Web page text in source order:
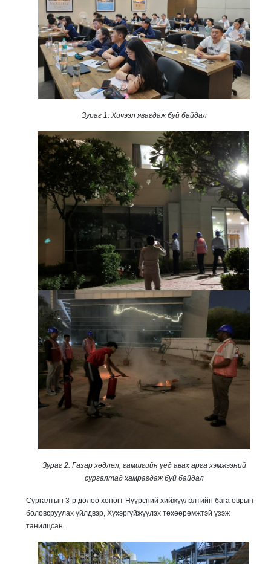
Зураг 1. Хичээл явагдаж буй байдал
Зураг 2. Газар хөдлөл, гамшгийн үед авах арга хэмжээний
сургалтад хамрагдаж буй байдал
Сургалтын 3-р долоо хоногт Нүүрсний хийжүүлэлтийн бага оврын
боловсруулах үйлдвэр, Хүхэргүйжүүлэх төхөөрөмжтэй үзэж
танилцсан.